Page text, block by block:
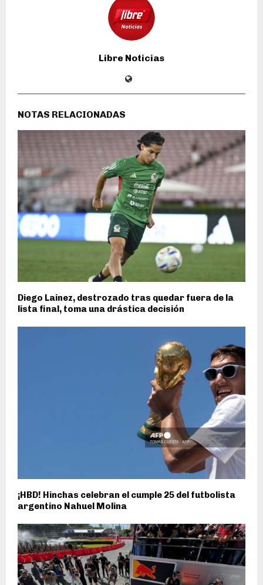
Libre Noticias
NOTAS RELACIONADAS
Diego Lainez, destrozado tras quedar fuera de la
lista final, toma una drástica decisión
¡HBD! Hinchas celebran el cumple 25 del futbolista
argentino Nahuel Molina